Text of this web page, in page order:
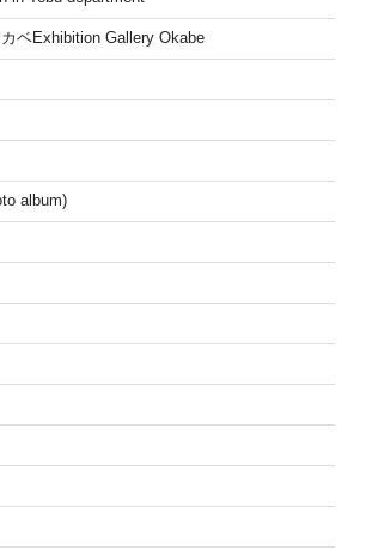
ベExhibition Gallery Okabe
album)